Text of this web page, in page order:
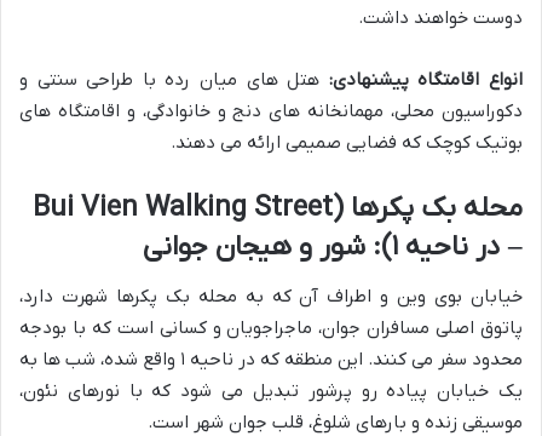
دوست خواهند داشت.
انواع اقامتگاه پیشنهادی: هتل های میان رده با طراحی سنتی و
دکوراسیون محلی، مهمانخانه های دنج و خانوادگی، و اقامتگاه های
بوتیک کوچک که فضایی صمیمی ارائه می دهند.
محله بک پکرها (Bui Vien Walking Street
– در ناحیه ۱): شور و هیجان جوانی
خیابان بوی وین و اطراف آن که به محله بک پکرها شهرت دارد،
پاتوق اصلی مسافران جوان، ماجراجویان و کسانی است که با بودجه
محدود سفر می کنند. این منطقه که در ناحیه ۱ واقع شده، شب ها به
یک خیابان پیاده رو پرشور تبدیل می شود که با نورهای نئون،
موسیقی زنده و بارهای شلوغ، قلب جوان شهر است.